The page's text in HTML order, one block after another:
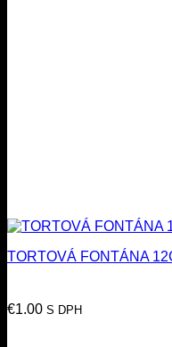
TORTOVÁ FONTÁNA
€1.00 S DPH